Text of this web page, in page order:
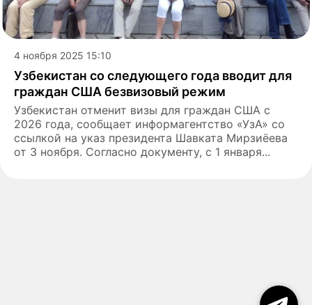
4 ноября 2025 15:10
Узбекистан со следующего года вводит для
граждан США безвизовый режим
Узбекистан отменит визы для граждан США с
2026 года, сообщает информагентство «УзА» со
ссылкой на указ президента Шавката Мирзиёева
от 3 ноября. Согласно документу, с 1 января...